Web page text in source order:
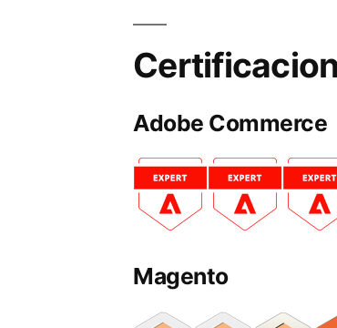
Adobe Commerce
Magento